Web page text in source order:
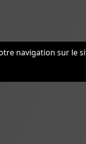
navigation sur le